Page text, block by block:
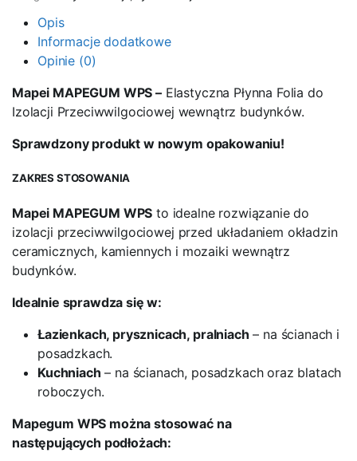
WPS
10kg
ilość
Opis
Informacje dodatkowe
Opinie (0)
Mapei MAPEGUM WPS –Elastyczna Płynna Folia do
Izolacji Przeciwwilgociowej wewnątrz budynków.
Sprawdzony produkt w nowym opakowaniu!
ZAKRES STOSOWANIA
Mapei MAPEGUM WPS to idealne rozwiązanie do
izolacji przeciwwilgociowej przed układaniem okładzin
ceramicznych, kamiennych i mozaiki wewnątrz
budynków.
Idealnie sprawdza się w:
Łazienkach, prysznicach, pralniach – na ścianach i
posadzkach.
Kuchniach – na ścianach, posadzkach oraz blatach
roboczych.
Mapegum WPS można stosować na
następujących podłożach: